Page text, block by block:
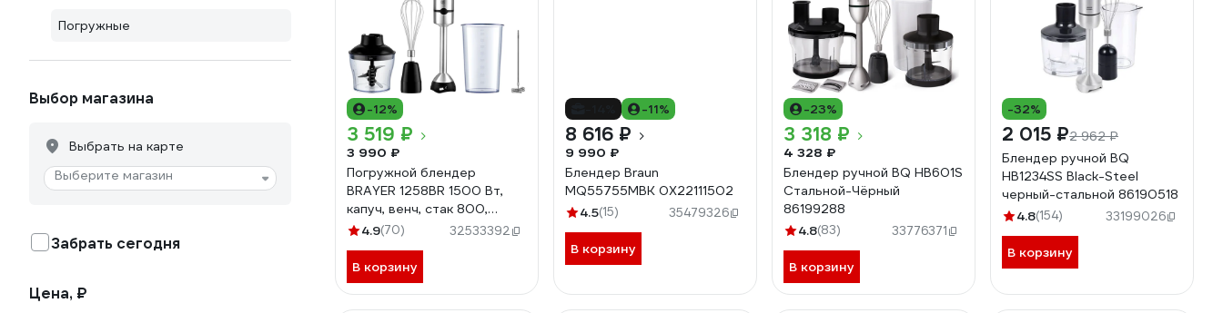
Погружные
Выбор магазина
Выбрать на карте
Выберите магазин
Забрать сегодня
Цена, ₽
-12%
3 519 ₽
3 990 ₽
Погружной блендер
BRAYER 1258BR 1500 Вт,
капуч, венч, стак 800,
измельч. 600, титан. лезв.
4.9(70) 32533392
В корзину
-11%
8 616 ₽
9 990 ₽
Блендер Braun
MQ55755MBK 0X22111502
4.5(15) 35479326
В корзину
-23%
3 318 ₽
4 328 ₽
Блендер ручной BQ HB601S
Стальной-Чёрный
86199288
4.8(83) 33776371
В корзину
-32%
2 015 ₽2 962 ₽
Блендер ручной BQ
HB1234SS Black-Steel
черный-стальной 86190518
4.8(154) 33199026
В корзину